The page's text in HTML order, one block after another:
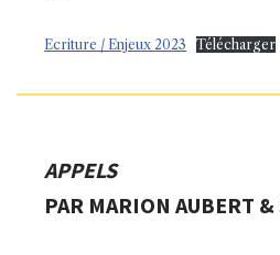
Ecriture / Enjeux 2023 Télécharger
APPELS
PAR MARION AUBERT